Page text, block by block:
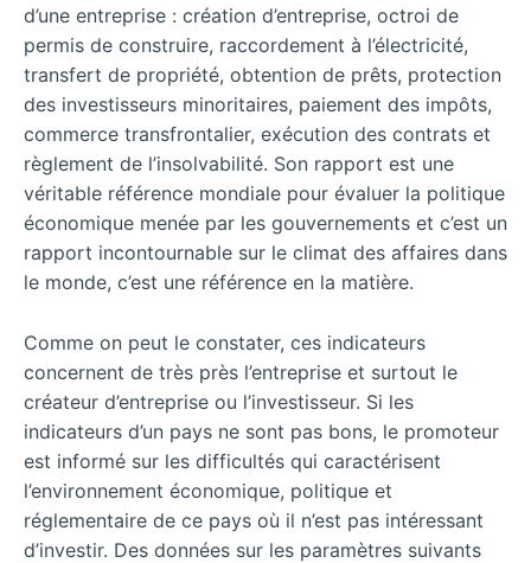
d’une entreprise : création d’entreprise, octroi de
permis de construire, raccordement à l’électricité,
transfert de propriété, obtention de prêts, protection
des investisseurs minoritaires, paiement des impôts,
commerce transfrontalier, exécution des contrats et
règlement de l’insolvabilité. Son rapport est une
véritable référence mondiale pour évaluer la politique
économique menée par les gouvernements et c’est un
rapport incontournable sur le climat des affaires dans
le monde, c’est une référence en la matière.
Comme on peut le constater, ces indicateurs
concernent de très près l’entreprise et surtout le
créateur d’entreprise ou l’investisseur. Si les
indicateurs d’un pays ne sont pas bons, le promoteur
est informé sur les difficultés qui caractérisent
l’environnement économique, politique et
réglementaire de ce pays où il n’est pas intéressant
d’investir. Des données sur les paramètres suivants